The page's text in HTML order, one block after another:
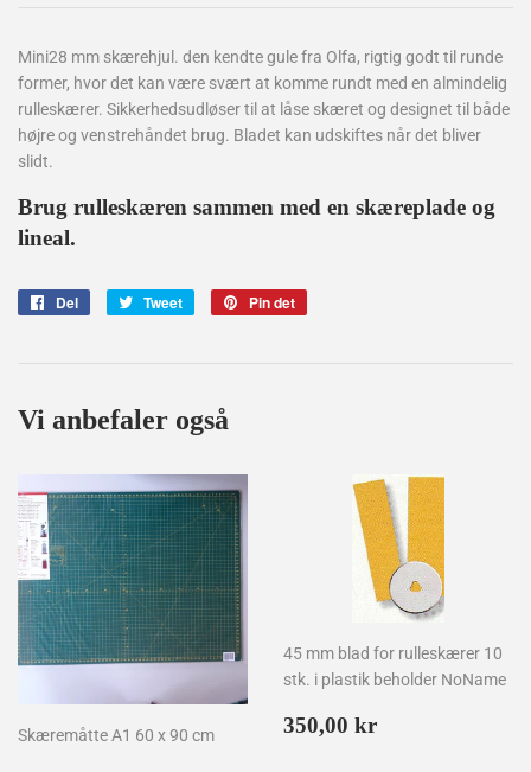
Mini28 mm skærehjul. den kendte gule fra Olfa, rigtig godt til runde
former, hvor det kan være svært at komme rundt med en almindelig
rulleskærer. Sikkerhedsudløser til at låse skæret og designet til både
højre og venstrehåndet brug. B ladet kan udskiftes når det bliver
slidt.
Brug rulleskæren sammen med en skæreplade og
lineal.
Del Tweet
Tweet
Pin det
Vi anbefaler også
Skæremåtte A1 60 x 90 cm
45 mm blad for rulleskærer 10
stk. i plastik beholder NoName
Normalpris
350,00 kr